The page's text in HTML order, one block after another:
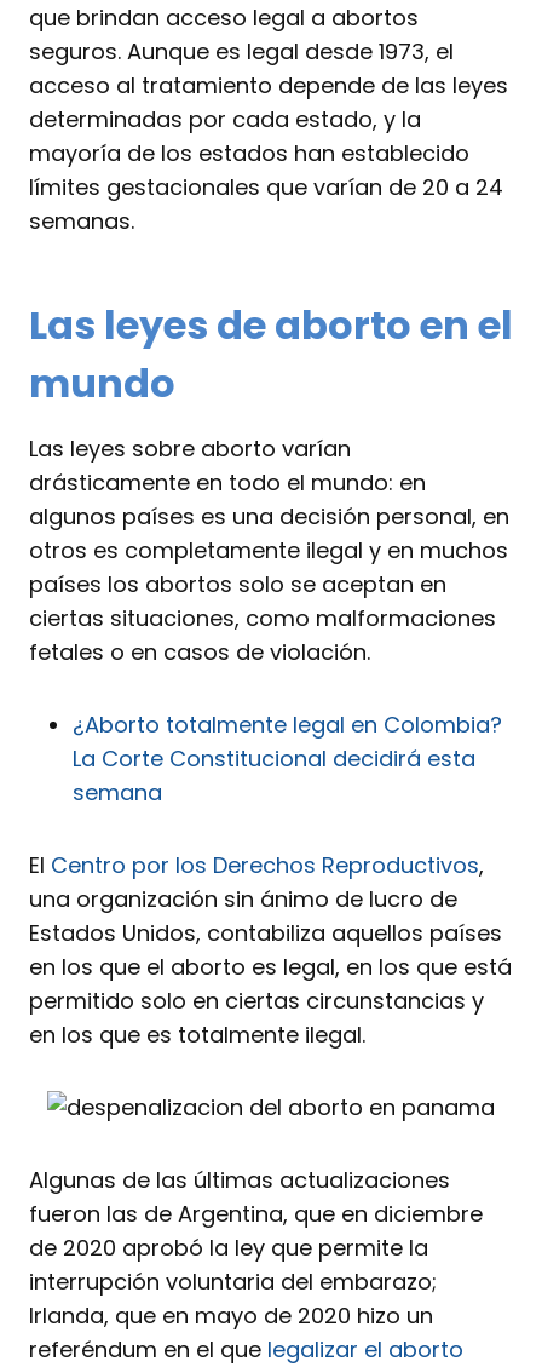
que brindan acceso legal a abortos
seguros. Aunque es legal desde 1973, el
acceso al tratamiento depende de las leyes
determinadas por cada estado, y la
mayoría de los estados han establecido
límites gestacionales que varían de 20 a 24
semanas.
Las leyes de aborto en el
mundo
Las leyes sobre aborto varían
drásticamente en todo el mundo: en
algunos países es una decisión personal, en
otros es completamente ilegal y en muchos
países los abortos solo se aceptan en
ciertas situaciones, como malformaciones
fetales o en casos de violación.
¿Aborto totalmente legal en Colombia?
La Corte Constitucional decidirá esta
semana
El Centro por los Derechos Reproductivos,
una organización sin ánimo de lucro de
Estados Unidos, contabiliza aquellos países
en los que el aborto es legal, en los que está
permitido solo en ciertas circunstancias y
en los que es totalmente ilegal.
Algunas de las últimas actualizaciones
fueron las de Argentina, que en diciembre
de 2020 aprobó la ley que permite la
interrupción voluntaria del embarazo;
Irlanda, que en mayo de 2020 hizo un
referéndum en el que legalizar el aborto